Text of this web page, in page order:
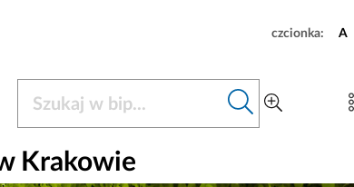
czcionka: A
Krakowie